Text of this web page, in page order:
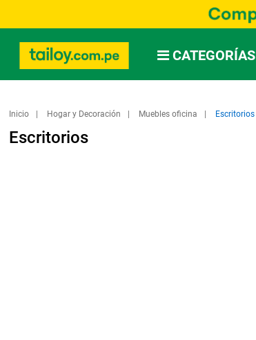
CATEGORÍAS
Inicio Hogar y Decoración Muebles oficina Escritorios
Escritorios